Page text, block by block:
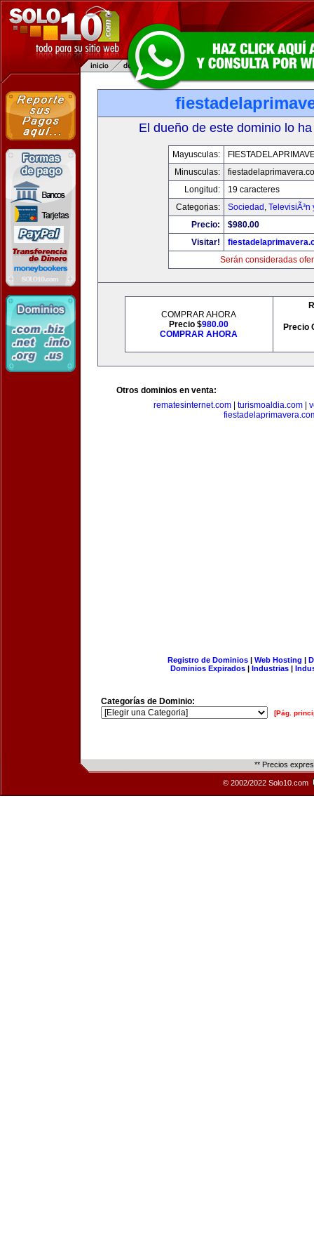
El dueño de este dominio lo
Mayusculas:
Minusculas:
Longitud:
19 caracteres
Categorias:
Sociedad , TelevisiÃ³n
Precio:
$980.00
Visitar!
Serán consideradas
COMPRAR AHORA
Precio $980.00
COMPRAR AHORA
Precio
Otros dominios en venta:
rematesinternet.com| turismoaldia.com|
Registro de Dominios| Web Hosting |
Dominios Expirados | Industrias |
Categorías de Dominio:
[Pág.
** Precios
© 2002/2022 Solo10.com